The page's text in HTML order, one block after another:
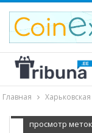
Главная
просмотр